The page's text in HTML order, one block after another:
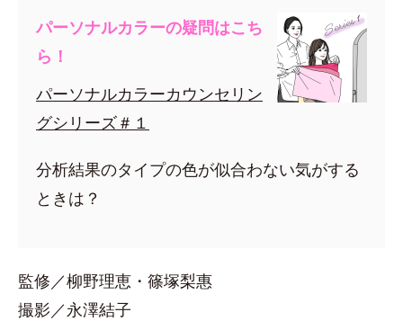
パーソナルカラーの疑問はこち
ら！
パーソナルカラーカウンセリン
グシリーズ＃１
分析結果のタイプの色が似合わない気がする
ときは？
監修／柳野理恵・篠塚梨惠
撮影／永澤結子